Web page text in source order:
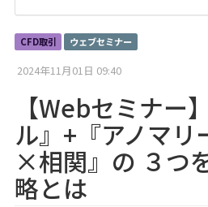
CFD取引 ウェブセミナー
2024年11月01日 09:40
【Webセミナー
ル』+『アノマ
×相関』の ３つ
略とは